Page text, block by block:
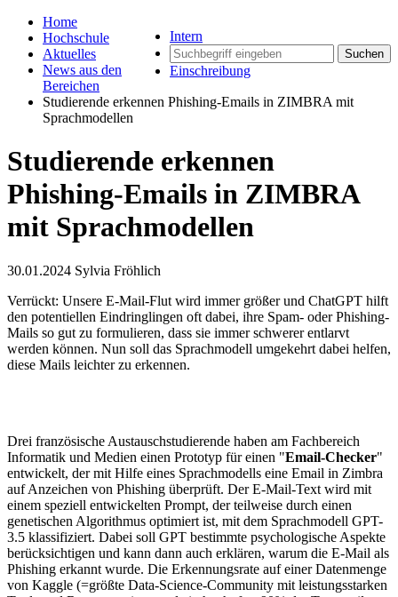
Intern
Suchen
Einschreibung
Home
Hochschule
Aktuelles
News aus den
Bereichen
Studierende erkennen Phishing-Emails in ZIMBRA mit
Sprachmodellen
Studierende erkennen
Phishing-Emails in ZIMBRA
mit Sprachmodellen
30.01.2024 Sylvia Fröhlich
Verrückt: Unsere E-Mail-Flut wird immer größer und ChatGPT hilft
den potentiellen Eindringlingen oft dabei, ihre Spam- oder Phishing-
Mails so gut zu formulieren, dass sie immer schwerer entlarvt
werden können. Nun soll das Sprachmodell umgekehrt dabei helfen,
diese Mails leichter zu erkennen.
Drei französische Austauschstudierende haben am Fachbereich
Informatik und Medien einen Prototyp für einen "Email-Checker"
entwickelt, der mit Hilfe eines Sprachmodells eine Email in Zimbra
auf Anzeichen von Phishing überprüft. Der E-Mail-Text wird mit
einem speziell entwickelten Prompt, der teilweise durch einen
genetischen Algorithmus optimiert ist, mit dem Sprachmodell GPT-
3.5 klassifiziert. Dabei soll GPT bestimmte psychologische Aspekte
berücksichtigen und kann dann auch erklären, warum die E-Mail als
Phishing erkannt wurde. Die Erkennungsrate auf einer Datenmenge
von Kaggle (=größte Data-Science-Community mit leistungsstarken